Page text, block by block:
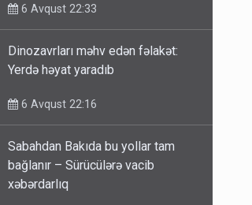
6 Avqust 22:33
Dinozavrları məhv edən fəlakət:
Yerdə həyat yaradıb
6 Avqust 22:16
Sabahdan Bakıda bu yollar tam
bağlanır – Sürücülərə vacib
xəbərdarlıq